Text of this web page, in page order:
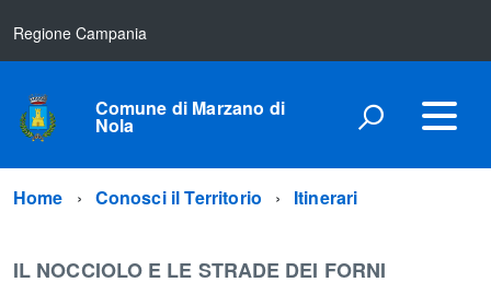
Regione Campania
Comune di Marzano di
Nola
Home Conosci il Territorio Itinerari
IL NOCCIOLO E LE STRADE DEI FORNI